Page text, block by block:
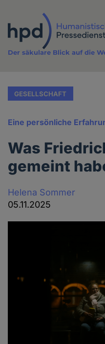
Inhalt
Der säkulare Blick auf die
GESELLSCHAFT
Eine persönliche
Was
gemeint
Helena Sommer
05.11.2025